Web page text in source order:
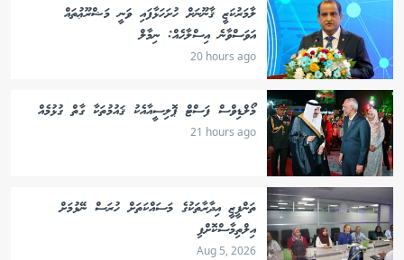
ލާމަރުކަޒީ ޤާނޫނަށް ހުށަހަޅާފައި ވަނީ މަޝްރޫޢުތައް
އަވަސްވާނެ އިސްލާހެއް: ނިމާލް
20 hours ago
މޯލްޑިވްސް ފަސްޓް ޕޮލިސީއާއެކު ޤައުމުތަކާ ގާތް ގުޅުމެއް
21 hours ago
ތަންފީޒީ އިދާރާތަކުގެ މަސައްކަތަށް ހުރަސް ނޭޅުމަށް
އިލްތިމާސްކޮށްފި
Aug 5, 2026